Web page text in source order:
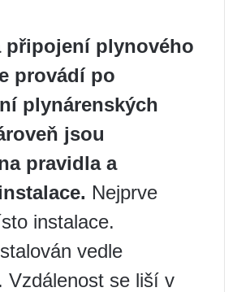
připojení plynového
provádí po
plynárenských
jsou
pravidla a
Nejprve
instalace.
vedle
Vzdálenost se liší v